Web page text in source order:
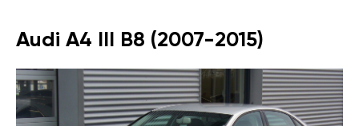
Audi A4 III B8 (2007-2015)